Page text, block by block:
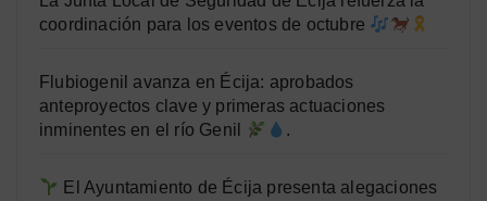
coordinación para los eventos de octubre
Flubiogenil avanza en Écija: aprobados
anteproyectos clave y primeras actuaciones
inminentes en el río Genil
.
El Ayuntamiento de Écija presenta alegaciones